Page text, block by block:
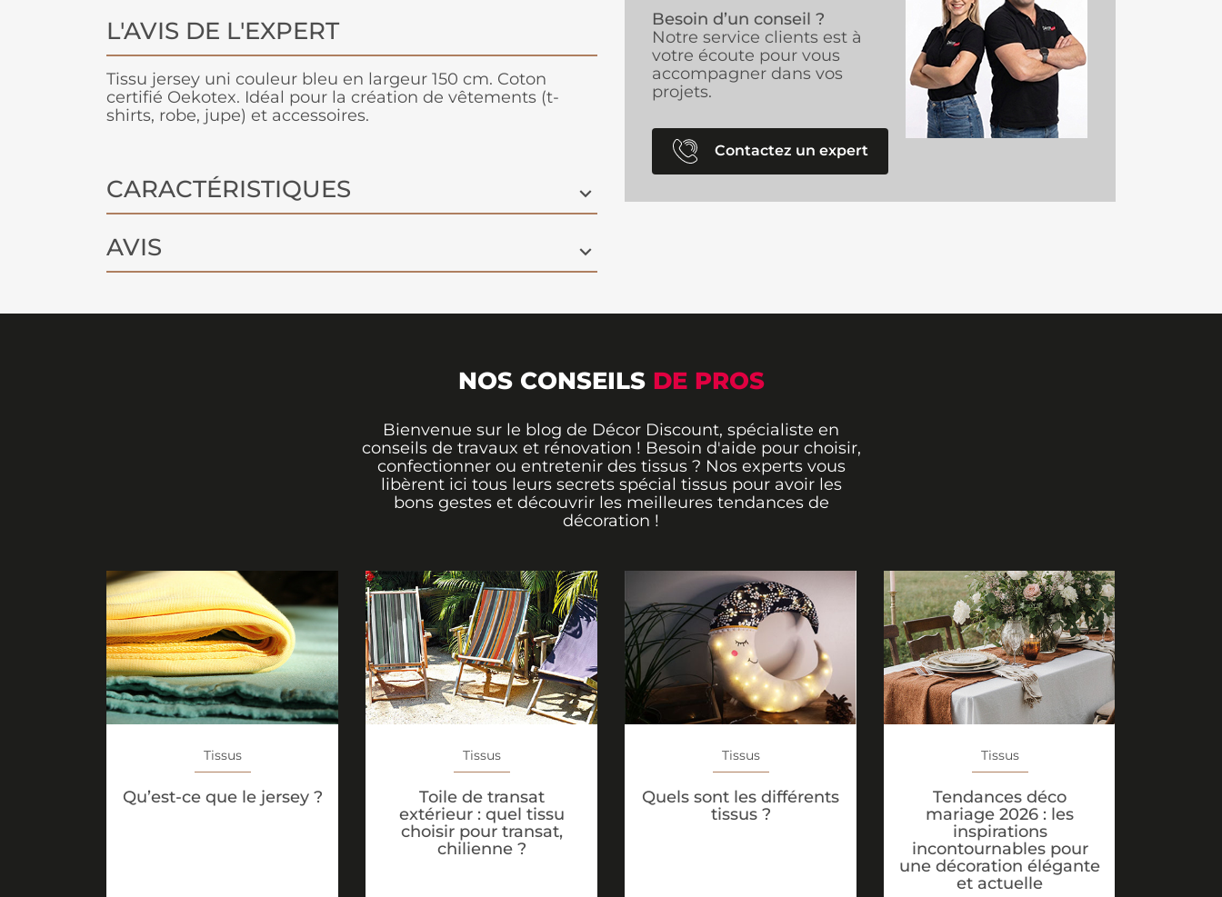
L'AVIS DE L'EXPERT
Tissu jersey uni couleur bleu en largeur 150 cm. Coton
certifié Oekotex. Idéal pour la création de vêtements (t-
shirts, robe, jupe) et accessoires.
CARACTÉRISTIQUES
AVIS
Besoin d’un conseil ?
Notre service clients est à
votre écoute pour vous
accompagner dans vos
projets.
Contactez un expert
NOS CONSEILS DE PROS
Bienvenue sur le blog de Décor Discount, spécialiste en
conseils de travaux et rénovation ! Besoin d'aide pour choisir,
confectionner ou entretenir des tissus ? Nos experts vous
libèrent ici tous leurs secrets spécial tissus pour avoir les
bons gestes et découvrir les meilleures tendances de
décoration !
Tissus
Qu’est-ce que le jersey ?
Tissus
Toile de transat
extérieur : quel tissu
choisir pour transat,
chilienne ?
Tissus
Quels sont les différents
tissus ?
Tissus
Tendances déco
mariage 2026 : les
inspirations
incontournables pour
une décoration élégante
et actuelle